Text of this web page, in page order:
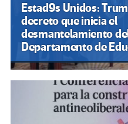
Estad9s Unidos:
decreto que inicia el
desmantelamiento
Departamento de